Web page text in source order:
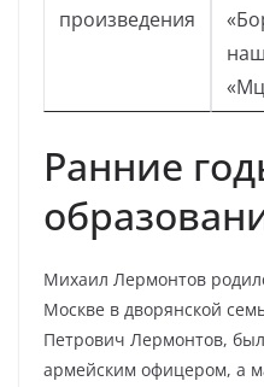
произведения
Ранние
Михаил Лермонтов
Москве в дворянской
Петрович Лермонтов,
армейским офицером, а